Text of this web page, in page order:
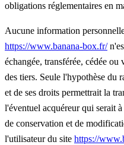
obligations réglementaires en
Aucune information
https://www.banana-box.fr/
échangée, transférée, cédée
des tiers. Seule l'hypothèse du
et de ses droits permettrait la
l'éventuel acquéreur qui serait
de conservation et de
l'utilisateur du site https://